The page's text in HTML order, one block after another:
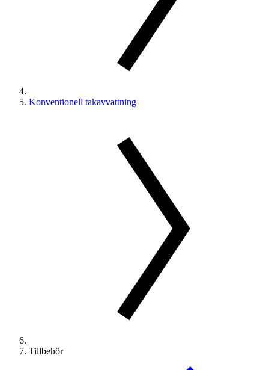
Konventionell takavvattning
Tillbehör